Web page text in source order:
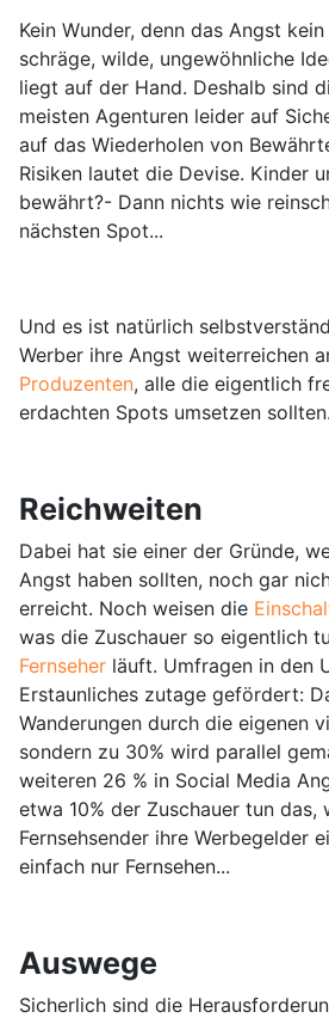
Kein Wunder, denn das Angst
schräge, wilde, ungewöhnliche
liegt auf der Hand. Deshalb sind
meisten Agenturen leider auf
auf das Wiederholen von
Risiken lautet die Devise. Kinder
bewährt?- Dann nichts wie
nächsten Spot...
Und es ist natürlich
Werber ihre Angst weiterreichen
Produzenten, alle die eigentlich
erdachten Spots umsetzen sollten.
Reichweiten
Dabei hat sie einer der Gründe,
Angst haben sollten, noch gar
erreicht. Noch weisen die
was die Zuschauer so eigentlich
Fernseher läuft. Umfragen in den
Erstaunliches zutage gefördert:
Wanderungen durch die eigenen
sondern zu 30% wird parallel
weiteren 26 % in Social Media
etwa 10% der Zuschauer tun das,
Fernsehsender ihre Werbegelder
einfach nur Fernsehen...
Auswege
Sicherlich sind die